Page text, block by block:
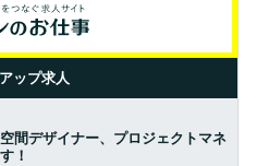
ップ求人
間デザイナー、プロジェクトマネ
！